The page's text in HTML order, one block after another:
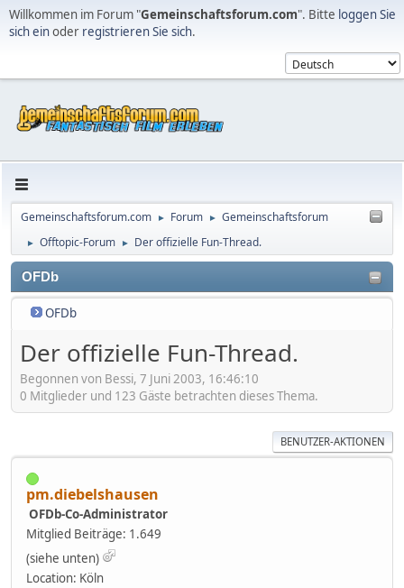
Willkommen im Forum "Gemeinschaftsforum.com". Bitte loggen Sie
sich einoder registrieren Sie sich.
Gemeinschaftsforum.com ► Forum ► Gemeinschaftsforum
► Offtopic-Forum ► Der offizielle Fun-Thread.
OFDb
OFDb
Der offizielle Fun-Thread.
Begonnen von Bessi, 7 Juni 2003, 16:46:10
0 Mitglieder und 123 Gäste betrachten dieses Thema.
BENUTZER-AKTIONEN
pm.diebelshausen
OFDb-Co-Administrator
Mitglied Beiträge: 1.649
(siehe unten)
Location: Köln